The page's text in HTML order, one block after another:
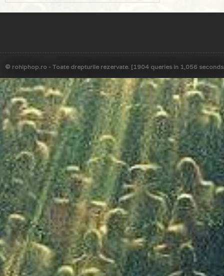
© rohiphop.ro - Toate drepturile rezervate. [1904 queries in 1,056